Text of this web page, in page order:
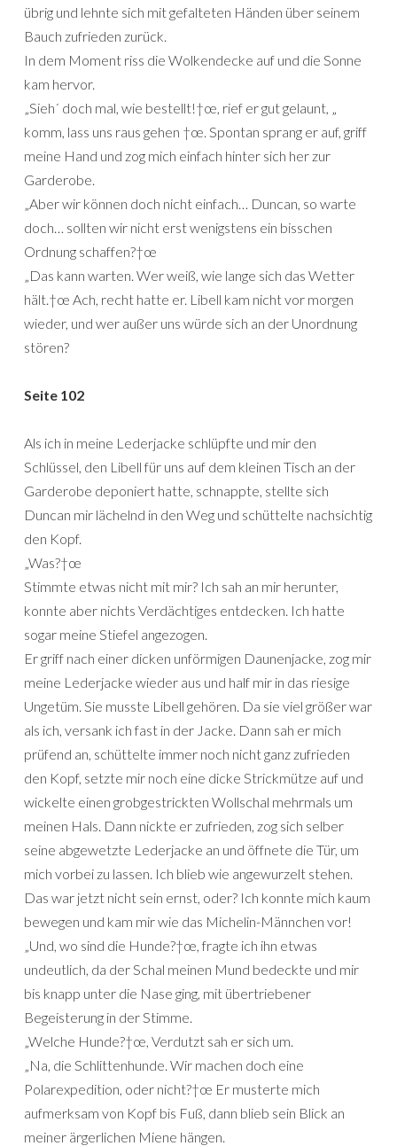
übrig und lehnte sich mit gefalteten Händen über seinem
Bauch zufrieden zurück.
In dem Moment riss die Wolkendecke auf und die Sonne
kam hervor.
„Sieh´ doch mal, wie bestellt!†œ, rief er gut gelaunt, „
komm, lass uns raus gehen †œ. Spontan sprang er auf, griff
meine Hand und zog mich einfach hinter sich her zur
Garderobe.
„Aber wir können doch nicht einfach… Duncan, so warte
doch… sollten wir nicht erst wenigstens ein bisschen
Ordnung schaffen?†œ
„Das kann warten. Wer weiß, wie lange sich das Wetter
hält.†œ Ach, recht hatte er. Libell kam nicht vor morgen
wieder, und wer außer uns würde sich an der Unordnung
stören?
Seite 102
Als ich in meine Lederjacke schlüpfte und mir den
Schlüssel, den Libell für uns auf dem kleinen Tisch an der
Garderobe deponiert hatte, schnappte, stellte sich
Duncan mir lächelnd in den Weg und schüttelte nachsichtig
den Kopf.
„Was?†œ
Stimmte etwas nicht mit mir? Ich sah an mir herunter,
konnte aber nichts Verdächtiges entdecken. Ich hatte
sogar meine Stiefel angezogen.
Er griff nach einer dicken unförmigen Daunenjacke, zog mir
meine Lederjacke wieder aus und half mir in das riesige
Ungetüm. Sie musste Libell gehören. Da sie viel größer war
als ich, versank ich fast in der Jacke. Dann sah er mich
prüfend an, schüttelte immer noch nicht ganz zufrieden
den Kopf, setzte mir noch eine dicke Strickmütze auf und
wickelte einen grobgestrickten Wollschal mehrmals um
meinen Hals. Dann nickte er zufrieden, zog sich selber
seine abgewetzte Lederjacke an und öffnete die Tür, um
mich vorbei zu lassen. Ich blieb wie angewurzelt stehen.
Das war jetzt nicht sein ernst, oder? Ich konnte mich kaum
bewegen und kam mir wie das Michelin-Männchen vor!
„Und, wo sind die Hunde?†œ, fragte ich ihn etwas
undeutlich, da der Schal meinen Mund bedeckte und mir
bis knapp unter die Nase ging, mit übertriebener
Begeisterung in der Stimme.
„Welche Hunde?†œ, Verdutzt sah er sich um.
„Na, die Schlittenhunde. Wir machen doch eine
Polarexpedition, oder nicht?†œ Er musterte mich
aufmerksam von Kopf bis Fuß, dann blieb sein Blick an
meiner ärgerlichen Miene hängen.